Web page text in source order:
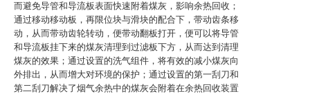
而避免导管和导流板表面快速附着煤灰，影响余热回收；
通过移动移动板，再限位块与滑块的配合下，带动齿条移
动，从而带动齿轮转动，便带动翻板打开，便可以将导管
和导流板挂下来的煤灰清理到过滤板下方，从而达到清理
煤灰的效果；通过设置的洗气组件，将有效的减小煤灰向
外排出，从而增大对环境的保护；通过设置的第一刮刀和
第二刮刀解决了烟气余热中的煤灰会附着在余热回收装置